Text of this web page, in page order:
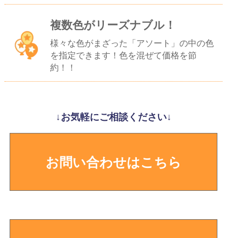
複数色がリーズナブル！
様々な色がまざった「アソート」の中の色
を指定できます！色を混ぜて価格を節
約！！
↓お気軽にご相談ください↓
お問い合わせはこちら